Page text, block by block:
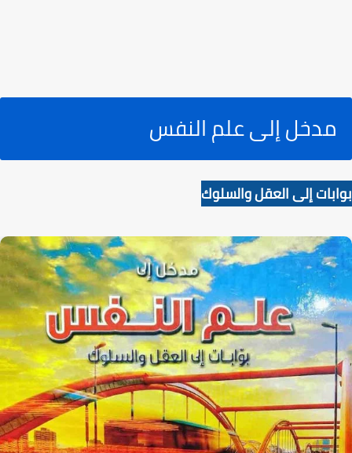
مدخل إلى علم النفس
بوابات إلى العقل والسلوك